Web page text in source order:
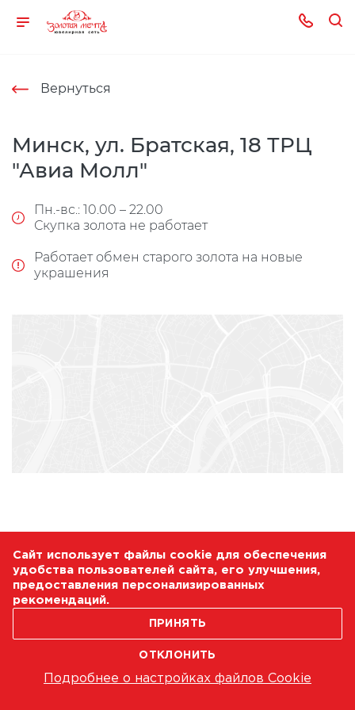
Вернуться
Минск, ул. Братская, 18 ТРЦ
"Авиа Молл"
Пн.-вс.: 10.00 – 22.00
Скупка золота не работает
Работает обмен старого золота на новые
украшения
Сайт использует файлы cookie для обеспечения
удобства пользователей сайта, его улучшения,
предоставления персонализированных
рекомендаций.
ПРИНЯТЬ
ОТКЛОНИТЬ
Подробнее о настройках файлов Cookie